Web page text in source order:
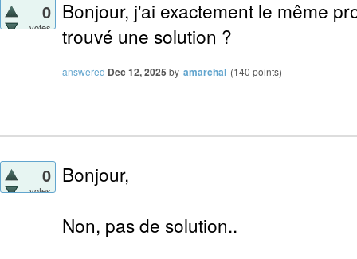
0
votes
Bonjour, j'ai exactement le même
trouvé une solution ?
answered Dec 12, 2025 by amarchal (140 points)
0
votes
Bonjour,
Non, pas de solution..